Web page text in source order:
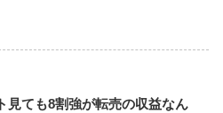
見ても8割強が転売の収益なん